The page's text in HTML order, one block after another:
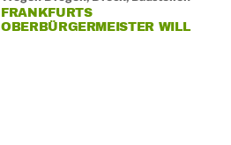
FRANKFURTS
OBERBÜRGERMEISTER WILL